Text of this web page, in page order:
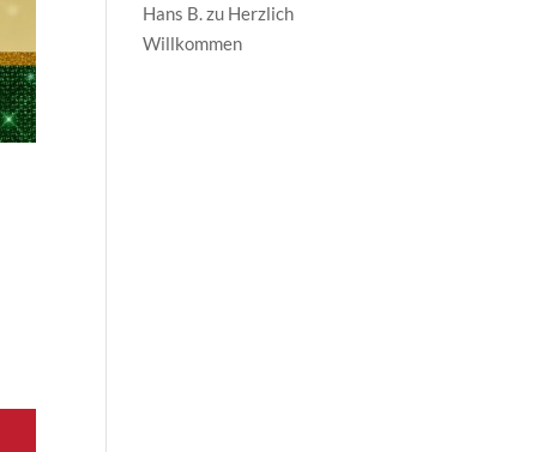
Hans B. zu Herzlich
Willkommen